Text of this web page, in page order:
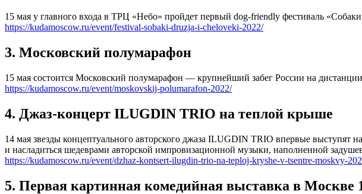
15 мая у главного входа в ТРЦ «Небо» пройдет первый dog-friendly фестиваль
https://kudamoscow.ru/event/festival-sobaki-druzja-i-cheloveki-2022/
3. Московский полумарафон
15 мая состоится Московский полумарафон — крупнейший забег России на
https://kudamoscow.ru/event/moskovskij-polumarafon-2022/
4. Джаз-концерт ILUGDIN TRIO на теплой крыше
14 мая звезды концептуального авторского джаза ILUGDIN TRIO впервые выступят
и насладиться шедеврами авторской импровизационной музыки, наполненной
https://kudamoscow.ru/event/dzhaz-kontsert-ilugdin-trio-na-teploj-kryshe-v-tsentre-moskvy-
5. Первая картинная комедийная выставка в Москве